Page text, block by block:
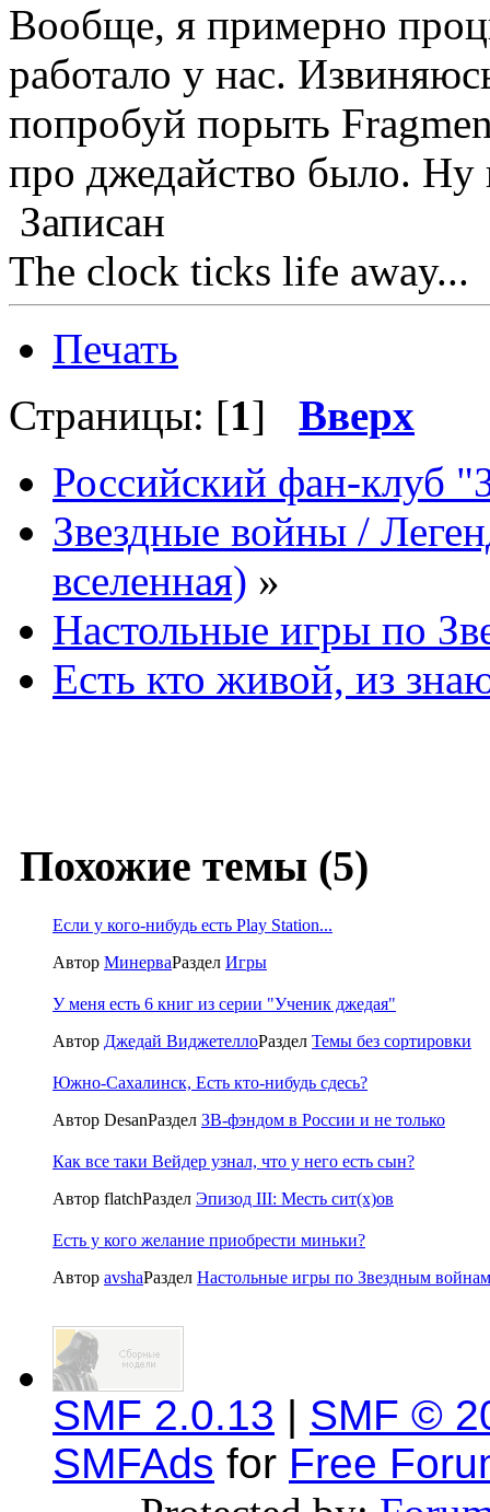
Вообще, я примерно
работало у нас.
попробуй порыть
про джедайство было. Ну
Записан
The clock ticks life away...
Печать
Страницы: [1] Вверх
Российский фан-клуб
Звездные войны /
вселенная) »
Настольные игры по
Есть кто живой, из
Похожие темы (5)
Если у кого-нибудь есть Play Station...
Автор МинерваРаздел Игры
У меня есть 6 книг из серии "Ученик джедая"
Автор Джедай ВиджетеллоРаздел Темы без сортировки
Южно-Сахалинск, Есть кто-нибудь сдесь?
Автор DesanРаздел ЗВ-фэндом в России и не только
Как все таки Вейдер узнал, что у него есть сын?
Автор flatchРаздел Эпизод III: Месть сит(x)ов
Есть у кого желание приобрести миньки?
Автор avshaРаздел Настольные игры по Звездным войнам
SMF 2.0.13 | SMF ©
SMFAds for Free